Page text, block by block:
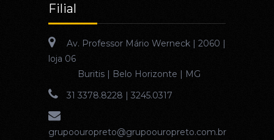
Filial
Av. Professor Mário Werneck | 2060 |
loja 06
Buritis | Belo Horizonte | MG
31 3378.8228 | 3245.0317
grupoouropreto@grupoouropreto.com.br